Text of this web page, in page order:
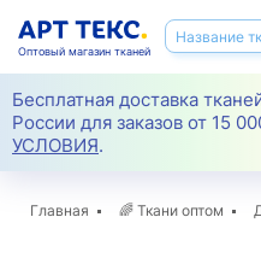
Бесплатная доставка
России для заказов от 15
УСЛОВИЯ.
Оптовый магазин тканей
Главная 🌈 Ткани оптом